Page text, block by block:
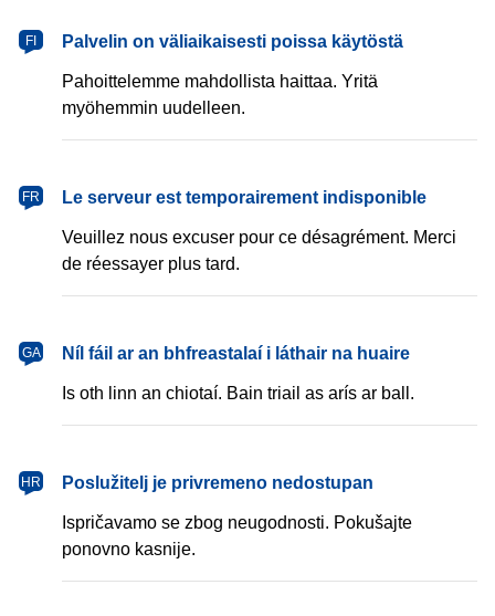
FI
suomi Palvelin on väliaikaisesti poissa käytöstä
Pahoittelemme mahdollista haittaa. Yritä
myöhemmin uudelleen.
FR
françaisLe serveur est temporairement indisponible
Veuillez nous excuser pour ce désagrément. Merci
de réessayer plus tard.
GA
GaeilgeNíl fáil ar an bhfreastalaí i láthair na huaire
Is oth linn an chiotaí. Bain triail as arís ar ball.
HR
hrvatskiPoslužitelj je privremeno nedostupan
Ispričavamo se zbog neugodnosti. Pokušajte
ponovno kasnije.